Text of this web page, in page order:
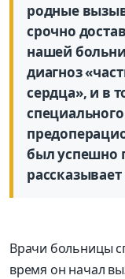
родные
срочно
нашей
диагноз
сердца», и в
был успешно
Врачи больницы
время он начал